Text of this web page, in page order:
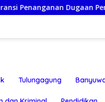
Dugaan Penganiayaan
Tulungagung